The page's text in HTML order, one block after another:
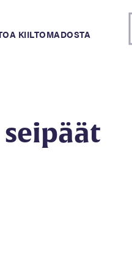
KIILTOMADOSTA